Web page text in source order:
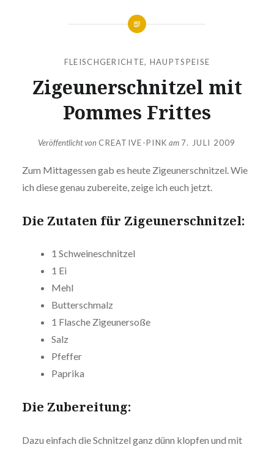
FLEISCHGERICHTE, HAUPTSPEISE
Zigeu­ner­schnit­zel mit
Pommes Frittes
Veröffentlicht von CREATIVE-PINK am 7. JULI 2009
Zum Mit­tag­essen gab es heute Zigeu­ner­schnit­zel. Wie
ich diese genau zubereite, zeige ich euch jetzt.
Die Zutaten für Zigeunerschnitzel:
1 Schwei­ne­schnit­zel
1 Ei
Mehl
But­ter­schmalz
1 Flasche Zigeunersoße
Salz
Pfeffer
Paprika
Die Zube­rei­tung:
Dazu einfach die Schnitzel ganz dünn klopfen und mit